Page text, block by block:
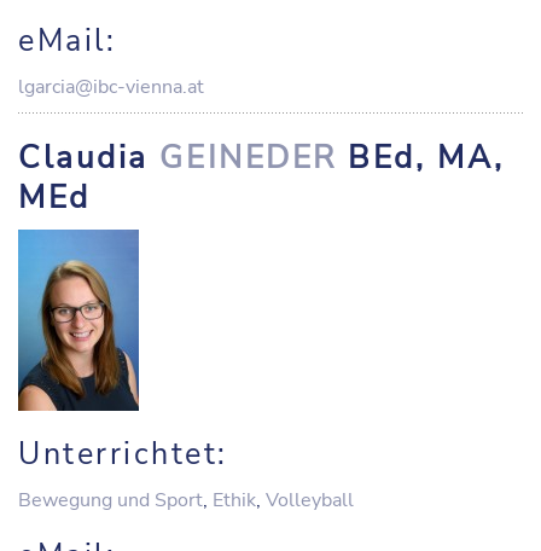
eMail:
lgarcia@ibc-vienna.at
Claudia GEINEDER BEd, MA,
MEd
Unterrichtet:
Bewegung und Sport, Ethik, Volleyball